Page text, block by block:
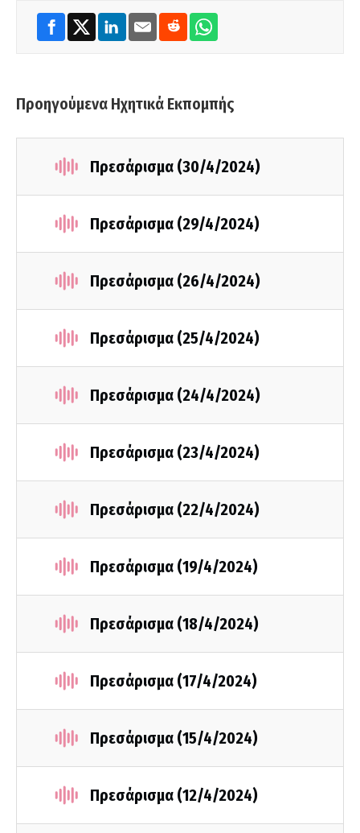
Προηγούμενα Ηχητικά Εκπομπής
Πρεσάρισμα (30/4/2024)
Πρεσάρισμα (29/4/2024)
Πρεσάρισμα (26/4/2024)
Πρεσάρισμα (25/4/2024)
Πρεσάρισμα (24/4/2024)
Πρεσάρισμα (23/4/2024)
Πρεσάρισμα (22/4/2024)
Πρεσάρισμα (19/4/2024)
Πρεσάρισμα (18/4/2024)
Πρεσάρισμα (17/4/2024)
Πρεσάρισμα (15/4/2024)
Πρεσάρισμα (12/4/2024)